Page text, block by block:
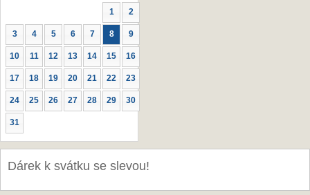
1 2
3 4 5 6 7 8 9
10 11 12 13 14 15 16
17 18 19 20 21 22 23
24 25 26 27 28 29 30
31
Dárek k svátku se slevou!